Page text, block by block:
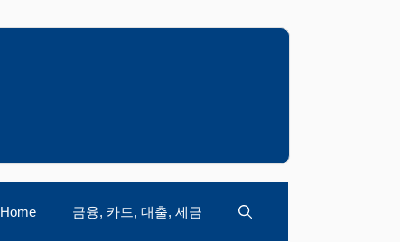
Home 금융, 카드, 대출, 세금